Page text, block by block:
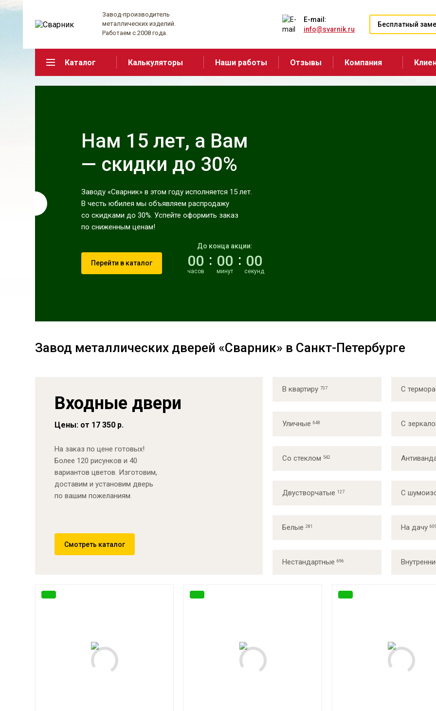
Завод-производитель
металлических изделий.
Работаем с 2008 года.
E-mail:
info@svarnik.ru
Бесплатный
Каталог Калькуляторы Наши работы Отзывы Компания
Нам 15 лет, а Вам
— скидки до 30%
Заводу «Сварник» в этом году исполняется 15 лет.
В честь юбилея мы объявляем распродажу
со скидками до 30%. Успейте оформить заказ
по сниженным ценам!
Перейти в каталог
До конца акции:
00
часов
00
минут
00
секунд
Завод металлических дверей «Сварник» в Санкт-Петербурге
Входные двери
Цены: от 17 350 р.
На заказ по цене готовых!
Более 120 рисунков и 40
вариантов цветов. Изготовим,
доставим и установим дверь
по вашим пожеланиям.
Смотреть каталог
В квартиру С
Уличные С
Со стеклом
Двустворчатые С
Белые На дачу
Нестандартные